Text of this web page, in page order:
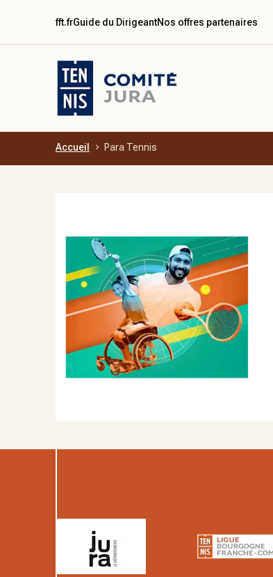
Aller au contenu principal
fft.frGuide du DirigeantNos offres partenaires
Accueil Para Tennis